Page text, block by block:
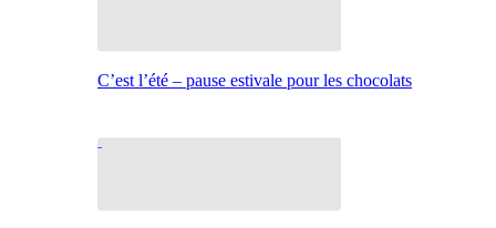
C’est l’été – pause estivale pour les chocolats